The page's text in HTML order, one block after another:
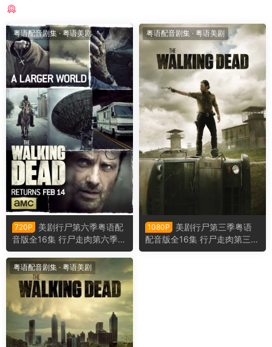
粤语配音剧集·粤语美剧
720P
美剧行尸第六季粤语配
音版全16集 行尸走肉第六季粤
语版
粤语配音剧集 · 粤语美剧
1080P
美剧行尸第三季粤语
配音版全16集 行尸走肉第三季
粤语版
粤语配音剧集 · 粤语美剧